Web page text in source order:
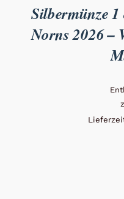
Silbermünze
Norns 2026 –